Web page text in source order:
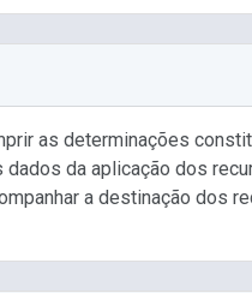
as determinações
da aplicação dos
a destinação dos